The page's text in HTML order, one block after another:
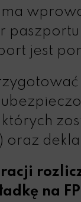
ma
jest
oraz
na